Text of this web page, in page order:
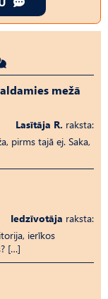
mežā
Lasītāja R. raksta:
pirms tajā ej. Saka,
Iedzīvotāja raksta:
ierīkos
[…]